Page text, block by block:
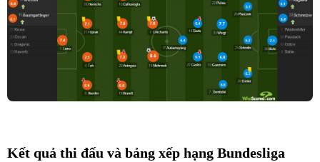
Kết quả thi đấu và bảng xếp hạng Bundesliga